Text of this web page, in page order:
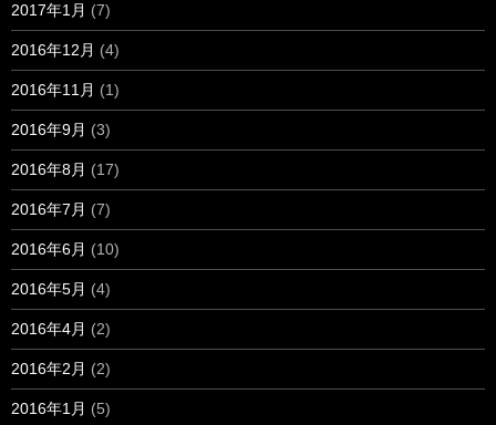
2017年1月 (7)
2016年12月 (4)
2016年11月 (1)
2016年9月 (3)
2016年8月 (17)
2016年7月 (7)
2016年6月 (10)
2016年5月 (4)
2016年4月 (2)
2016年2月 (2)
2016年1月 (5)